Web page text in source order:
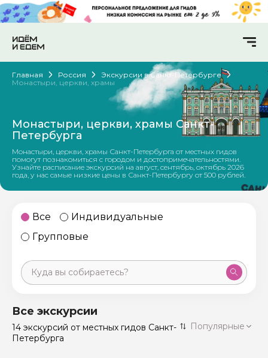
Главная Россия
Экскурсии в Санкт-Петербурге
Монастыри, церкви, храмы
Монастыри, церкви, храмы Санкт-
Петербурга
Монастыри, церкви, храмы Санкт-Петербурга от местных гидов
помогут познакомиться с городом и достопримечательностями.
Узнайте расписание экскурсий на август, сентябрь, октябрь 2026
года, у нас самые низкие цены в Санкт-Петербургу от 500 рублей.
Все
Индивидуальные
Групповые
Санкт-Петербург
Россия
50 экскурсий
Все экскурсии
14 экскурсий от местных гидов Санкт-
Петербурга
Популярные